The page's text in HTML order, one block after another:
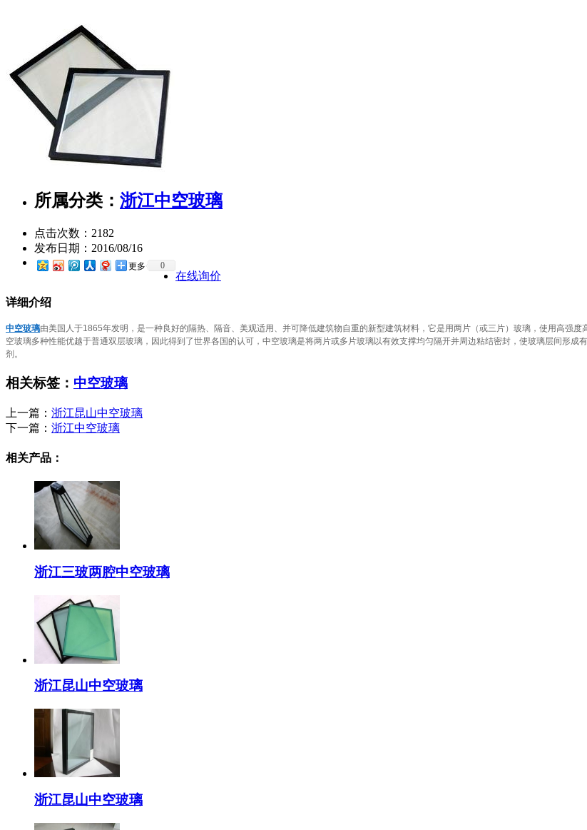
所属分类： 浙江中空玻璃
点击次数： 2182
发布日期： 2016/08/16
更多 0
在线询价
详细介绍
中空玻璃由美国人于1865年发明，是一种良好的隔热、隔音、美观适用、并可降低建筑物自重的新型建筑材料，它是用两片（或三片）玻璃，使用高强
空玻璃多种性能优越于普通双层玻璃，因此得到了世界各国的认可，中空玻璃是将两片或多片玻璃以有效支撑均匀隔开并周边粘结密封，使玻璃层间形
剂。
相关标签： 中空玻璃
上一篇： 浙江昆山中空玻璃
下一篇： 浙江中空玻璃
相关产品：
浙江三玻两腔中空玻璃
浙江昆山中空玻璃
浙江昆山中空玻璃